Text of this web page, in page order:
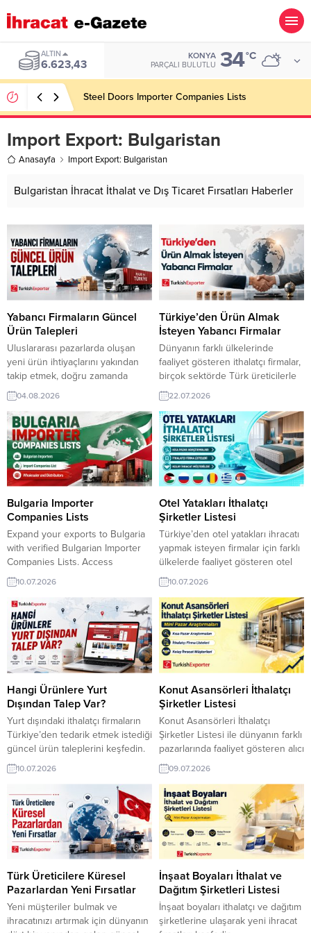
BIST
13.785,25
KONYA
PARÇALI BULUTLU 34°C
Steel Doors Importer Companies Lists
Import Export: Bulgaristan
Anasayfa Import Export: Bulgaristan
Bulgaristan İhracat İthalat ve Dış Ticaret Fırsatları Haberler
Yabancı Firmaların Güncel
Ürün Talepleri
Uluslararası pazarlarda oluşan
yeni ürün ihtiyaçlarını yakından
takip etmek, doğru zamanda
doğru alıcıyla buluşmanın en
önemli adımlarından biridir.
TurkishExporter üzerinden
yayınlanan güncel talepler, farklı
sektörlerde faaliyet gösteren
firmalara yeni ticaret fırsatları
sunuyor. Şili Firması, Keten
Nevresim Takımı Almak
İstiyorSudanlı Şirket, Türkiye’den
Soğan İthal Etmek İstiyorİsveç
Distribütörü, Paketleme Makinesi
Talep EdiyorIraklı...
04.08.2026
Türkiye’den Ürün Almak
İsteyen Yabancı Firmalar
Dünyanın farklı ülkelerinde
faaliyet gösteren ithalatçı firmalar,
birçok sektörde Türk üreticilerle
iş birliği kurmayı hedefliyor.
TurkishExporter‘da güncel satın
alma taleplerini takip ederek
ürünlerinize ilgi duyan potansiyel
alıcılara ulaşabilir, uluslararası
pazarlarda markanızın
görünürlüğünü artırabilirsiniz.
İtalyan Firma, Oversize Tişört
Satın Almak İstiyorUkrayna, Soğuk
Haddelenmiş Rulo Talep
EdiyorSomali Şirketi, Buğday Unu
Tedarikçisi ArıyorHindistanlı...
22.07.2026
Bulgaria Importer
Companies Lists
Expand your exports to Bulgaria
with verified Bulgarian Importer
Companies Lists. Access
importers, wholesalers, and
distributors across multiple
industries, identify reliable
buyers, and connect with the
right business partners to grow
your international sales through
TurkishExporter. Bulgarian
Importers and RequestsBulgaria
Companies Lists and SectorsAll
Importers Lists:RFQ form for
Exporters and ImportersStocklot...
10.07.2026
Otel Yatakları İthalatçı
Şirketler Listesi
Türkiye’den otel yatakları ihracatı
yapmak isteyen firmalar için farklı
ülkelerde faaliyet gösteren otel
yatakları ithalatçı şirket listeleri,
güvenilir alıcı bilgileri ve hedef
pazar analizleri TurkishExporter
ile yeni ihracat fırsatlarına
dönüşüyor. Türk ihracat
şirketlerine yönelik el çantaları
ihracat pazar araştırması ve
yüzlerce ithalatçı firma, dağıtım
toptancısı hizmet şirket adresleri,
iletişim bilgileri...
10.07.2026
Hangi Ürünlere Yurt
Dışından Talep Var?
Yurt dışındaki ithalatçı firmaların
Türkiye’den tedarik etmek istediği
güncel ürün taleplerini keşfedin.
TurkishExporter‘da farklı
ülkelerden gelen alım fırsatlarını
inceleyerek yeni müşterilere
ulaşabilir, ihracatınızı büyütecek iş
bağlantıları kurabilirsiniz. Yeni
ihracat fırsatlarını keşfedin ve
uluslararası müşterilerle tanışın.
⮩ Yüzlerce yeni fırsattan
diğerleri Fransız Firma,
Türkiye’den Spor Giyim Satın
Almak İstiyorArjantinli Şirket,
Otomotiv...
10.07.2026
Konut Asansörleri İthalatçı
Şirketler Listesi
Konut Asansörleri İthalatçı
Şirketler Listesi ile dünyanın farklı
pazarlarında faaliyet gösteren alıcı
ve distribütör firmalara ulaşın.
TurkishExporter, yeni ihracat
fırsatlarını keşfetmeniz ve doğru
müşterilerle bağlantı kurmanız
için güncel veriler sunar. Türk
ihracat şirketlerine yönelik konut
asansörleri ihracat pazar
araştırması ve yüzlerce ithalatçı
firma, dağıtım toptancısı hizmet
şirket adresleri, iletişim bilgileri...
09.07.2026
Türk Üreticilere Küresel
Pazarlardan Yeni Fırsatlar
Yeni müşteriler bulmak ve
ihracatınızı artırmak için dünyanın
İnşaat Boyaları İthalat ve
Dağıtım Şirketleri Listesi
İnşaat boyaları ithalatçı ve dağıtım
şirketlerine ulaşarak yeni ihracat